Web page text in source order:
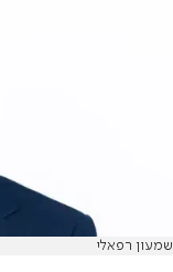
שמעון רפאלי